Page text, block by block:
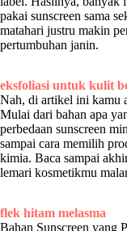
pakai sunscreen sama
matahari justru makin
pertumbuhan janin.
eksfoliasi untuk kulit
Nah, di artikel ini kamu
Mulai dari bahan apa
perbedaan sunscreen
sampai cara memilih
kimia. Baca sampai
lemari kosmetikmu
flek hitam melasma
Bahan Sunscreen yang